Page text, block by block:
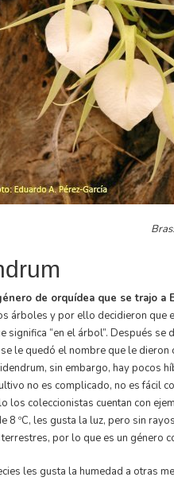
de orquídea que se trajo a
árboles y por ello decidieron que
significa “en el árbol”. Después
le quedó el nombre que le dieron
sin embargo, hay pocos
no es complicado, no es fácil
los coleccionistas cuentan con
8 ºC, les gusta la luz, pero sin
por lo que es un género
les gusta la humedad a otras